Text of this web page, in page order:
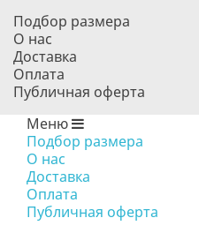
Подбор размера
О нас
Доставка
Оплата
Публичная оферта
Меню
Подбор размера
О нас
Доставка
Оплата
Публичная оферта